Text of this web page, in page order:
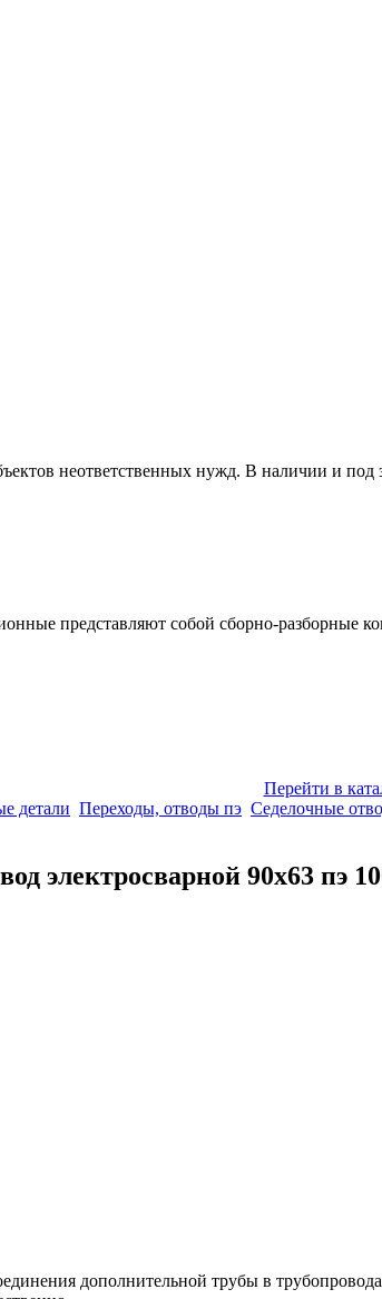
неответственных нужд. В наличии и
представляют собой сборно-разборные
Перейти в
детали Переходы, отводы пэ Седелочные
электросварной 90x63 пэ
дополнительной трубы в